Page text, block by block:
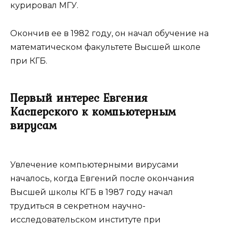
курировал МГУ.
Окончив ее в 1982 году, он начал обучение на
математическом факультете Высшей школе
при КГБ.
Первый интерес Евгения
Касперского к компьютерным
вирусам
Увлечение компьютерными вирусами
началось, когда Евгений после окончания
Высшей школы КГБ в 1987 году начал
трудиться в секретном научно-
исследовательском институте при